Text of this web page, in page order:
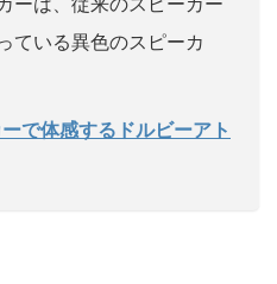
ている異色のスピーカ
で体感するドルビーアト